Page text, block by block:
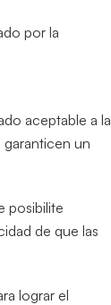
por la
aceptable a la
un
posibilite
de que las
lograr el